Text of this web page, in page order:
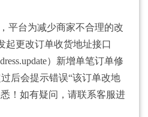
台为减少商家不合理的改
起更改订单收货地址接口
）新增单笔订单修
后会提示错误“该订单改地
！如有疑问，请联系客服进